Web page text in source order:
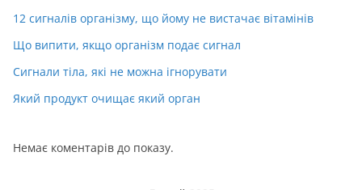
12 сигналів організму, що йому не вистачає вітамінів
Що випити, якщо організм подає сигнал
Сигнали тіла, які не можна ігнорувати
Який продукт очищає який орган
Немає коментарів до показу.